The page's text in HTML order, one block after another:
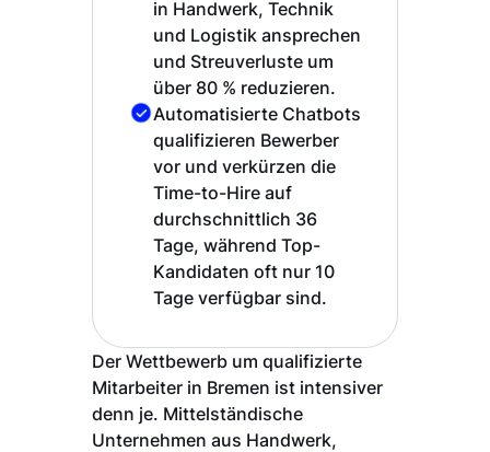
in Handwerk, Technik
und Logistik ansprechen
und Streuverluste um
über 80 % reduzieren.
Automatisierte Chatbots
qualifizieren Bewerber
vor und verkürzen die
Time-to-Hire auf
durchschnittlich 36
Tage, während Top-
Kandidaten oft nur 10
Tage verfügbar sind.
Der Wettbewerb um qualifizierte
Mitarbeiter in Bremen ist intensiver
denn je. Mittelständische
Unternehmen aus Handwerk,